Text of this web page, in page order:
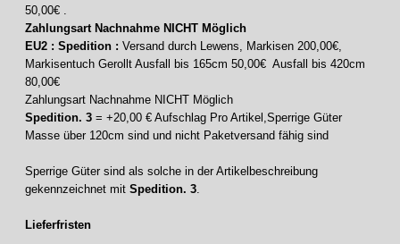
50,00€ .
Zahlungsart Nachnahme NICHT Möglich
EU2 : Spedition : Versand durch Lewens, Markisen 200,00€,
Markisentuch Gerollt Ausfall bis 165cm 50,00€ Ausfall bis 420cm
80,00€
Zahlungsart Nachnahme NICHT Möglich
Spedition. 3 = +20,00 € Aufschlag Pro Artikel,Sperrige Güter
Masse über 120cm sind und nicht Paketversand fähig sind
Sperrige Güter sind als solche in der Artikelbeschreibung
gekennzeichnet mit Spedition. 3
Lieferfristen